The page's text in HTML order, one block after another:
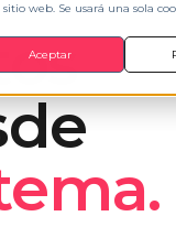
web. Se usará una sola
Aceptar